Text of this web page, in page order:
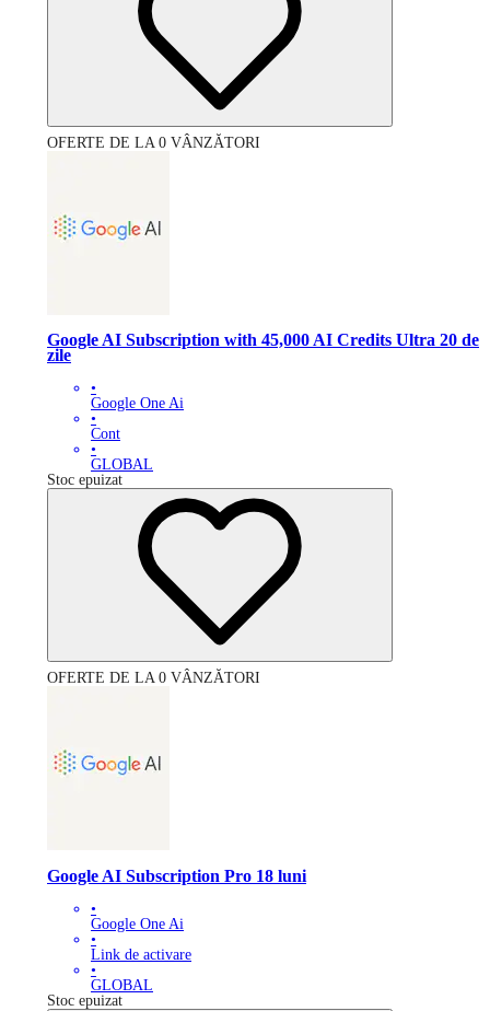
OFERTE DE LA 0 VÂNZĂTORI
Google AI Subscription with 45,000 AI Credits Ultra 20 de
zile
•
Google One Ai
•
Cont
•
GLOBAL
Stoc epuizat
OFERTE DE LA 0 VÂNZĂTORI
Google AI Subscription Pro 18 luni
•
Google One Ai
•
Link de activare
•
GLOBAL
Stoc epuizat